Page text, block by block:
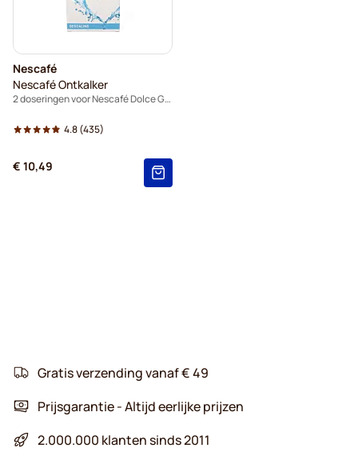
Nescafé
Nescafé Ontkalker
2 doseringen voor Nescafé Dolce Gusto
4.8(435)
€ 10,49
Gratis verzending vanaf € 49
Prijsgarantie - Altijd eerlijke prijzen
2.000.000 klanten sinds 2011